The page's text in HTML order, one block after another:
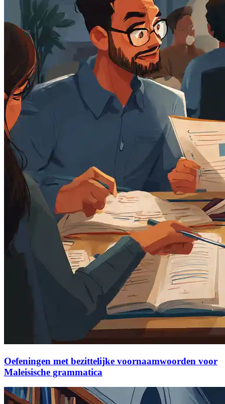
Oefeningen met bezittelijke voornaamwoorden voor
Maleisische grammatica